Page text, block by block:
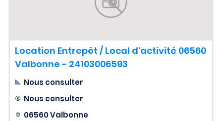
Location Entrepôt / Local d'activité 06560
Valbonne - 24103006593
Nous consulter
Nous consulter
06560 Valbonne